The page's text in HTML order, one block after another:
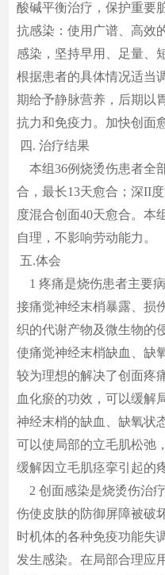
酸碱平衡治疗，保护重要
抗感染：使用广谱、高效
感染，坚持早用、足量、
根据患者的具体情况适当
期给予静脉营养，后期以
抗力和免疫力。加快创面
四. 治疗结果
本组36例烧烫伤患者全
合，最长13天愈合；深II
度混合创面40天愈合。本
自理，不影响劳动能力。
五.体会
1 疼痛是烧伤患者主要
接痛觉神经末梢暴露、损
织的代谢产物及微生物的
使痛觉神经末梢缺血、缺
较为理想的解决了创面疼
血化瘀的功效，可以缓解
神经末梢的缺血、缺氧状
可以使局部的立毛肌松弛
缓解因立毛肌痉挛引起的
2 创面感染是烧烫伤治
伤使皮肤的防御屏障被破
时机体的各种免疫功能失
发生感染。在局部合理应